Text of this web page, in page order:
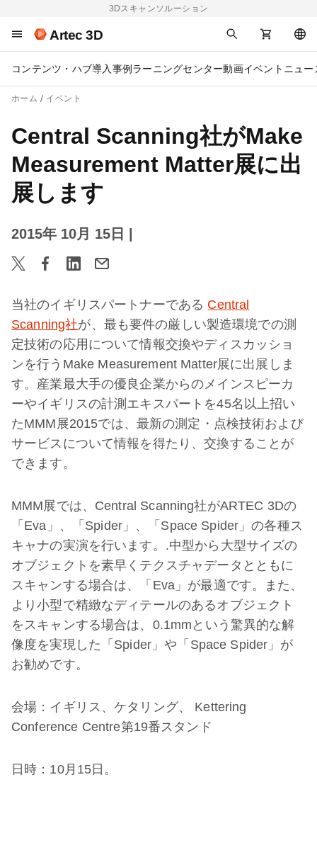
3Dスキャンソルーション
Artec 3D
コンテンツ・ハブ導入事例 ラーニングセンター動画イベント ニュー
ホーム イベント
Central Scanning社がMake
Measurement Matter展に出
展します
2015年 10月 15日
当社のイギリスパートナーである Central
Scanning社が、最も要件の厳しい製造環境での測
定技術の応用について情報交換やディスカッショ
ンを行うMake Measurement Matter展に出展しま
す。産業最大手の優良企業からのメインスピーカ
ーやイギリスの計測エキスパートを45名以上招い
たMMM展2015では、最新の測定・点検技術および
サービスについて情報を得たり、交換することが
できます。
MMM展では、Central Scanning社がARTEC 3Dの
「Eva」、「Spider」、「Space Spider」の各種ス
キャナの実演を行います。.中型から大型サイズの
オブジェクトを素早くテクスチャデータとともに
スキャンする場合は、「Eva」が最適です。また、
より小型で精緻なディテールのあるオブジェクト
をスキャンする場合は、0.1mmという驚異的な解
像度を実現した「Spider」や「Space Spider」が
お勧めです。
会場：イギリス、ケタリング、 Kettering
Conference Centre第19番スタンド
日時：10月15日。